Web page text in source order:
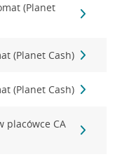
(Planet
(Planet Cash)
(Planet Cash)
placówce CA